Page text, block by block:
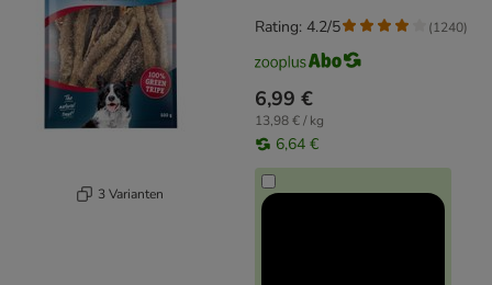
3 Varianten
6,99 €
13,98 € / kg
6,64 €
Rating: 4.2/5 (1240)